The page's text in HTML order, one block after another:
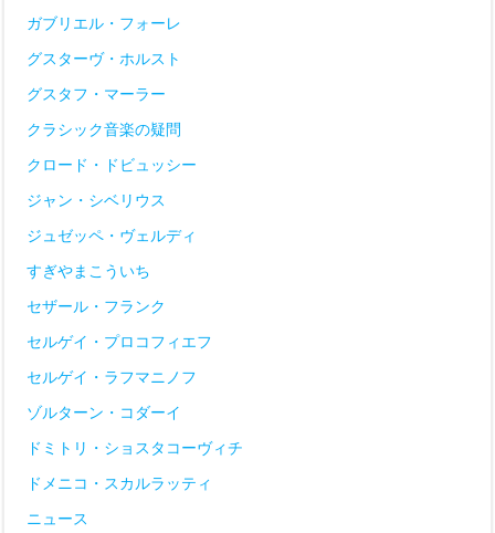
ガブリエル・フォーレ
グスターヴ・ホルスト
グスタフ・マーラー
クラシック音楽の疑問
クロード・ドビュッシー
ジャン・シベリウス
ジュゼッペ・ヴェルディ
すぎやまこういち
セザール・フランク
セルゲイ・プロコフィエフ
セルゲイ・ラフマニノフ
ゾルターン・コダーイ
ドミトリ・ショスタコーヴィチ
ドメニコ・スカルラッティ
ニュース